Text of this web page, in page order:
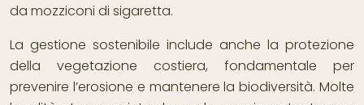
da mozziconi di sigaretta.
La gestione sostenibile include anche la protezione
della vegetazione costiera, fondamentale per
prevenire l’erosione e mantenere la biodiversità. Molte